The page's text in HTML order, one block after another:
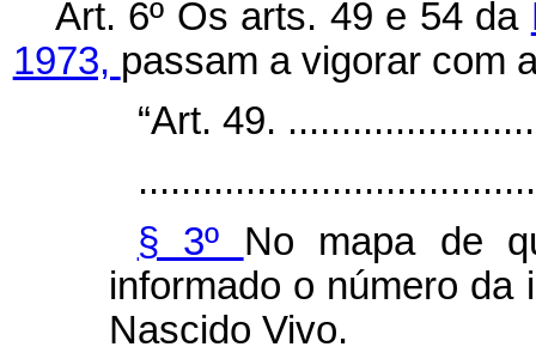
Art. 6º Os arts. 49 e 54 da
1973, passam a vigorar com
“Art. 49.
§ 3º No mapa de
informado o número da
Nascido Vivo.